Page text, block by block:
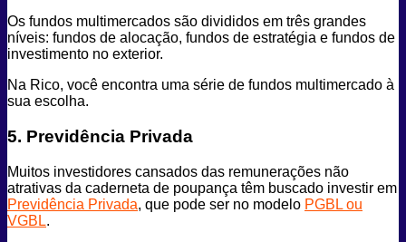
Os fundos multimercados são divididos em três grandes
níveis: fundos de alocação, fundos de estratégia e fundos de
investimento no exterior.
Na Rico, você encontra uma série de fundos multimercado à
sua escolha.
5. Previdência Privada
Muitos investidores cansados das remunerações não
atrativas da caderneta de poupança têm buscado investir em
Previdência Privada, que pode ser no modelo PGBL ou
VGBL.